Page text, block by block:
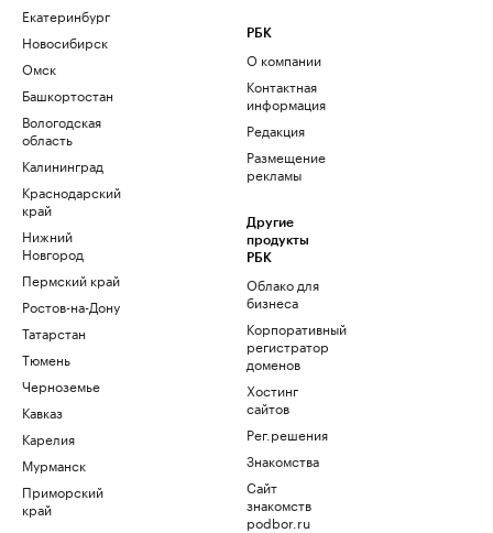
Екатеринбург
Новосибирск
Омск
Башкортостан
Вологодская
область
Калининград
Краснодарский
край
Нижний
Новгород
Пермский край
Ростов-на-Дону
Татарстан
Тюмень
Черноземье
Кавказ
Карелия
Мурманск
Приморский
край
РБК
О компании
Контактная
информация
Редакция
Размещение
рекламы
Другие
продукты
РБК
Облако для
бизнеса
Корпоративный
регистратор
доменов
Хостинг
сайтов
Рег.решения
Знакомства
Сайт
знакомств
podbor.ru